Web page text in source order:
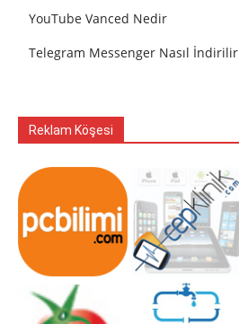
YouTube Vanced Nedir
Telegram Messenger Nasıl İndirilir
Reklam Köşesi